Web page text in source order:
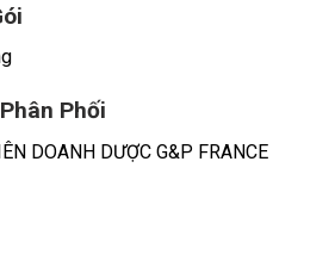
Phối
DOANH DƯỢC G&P FRANCE